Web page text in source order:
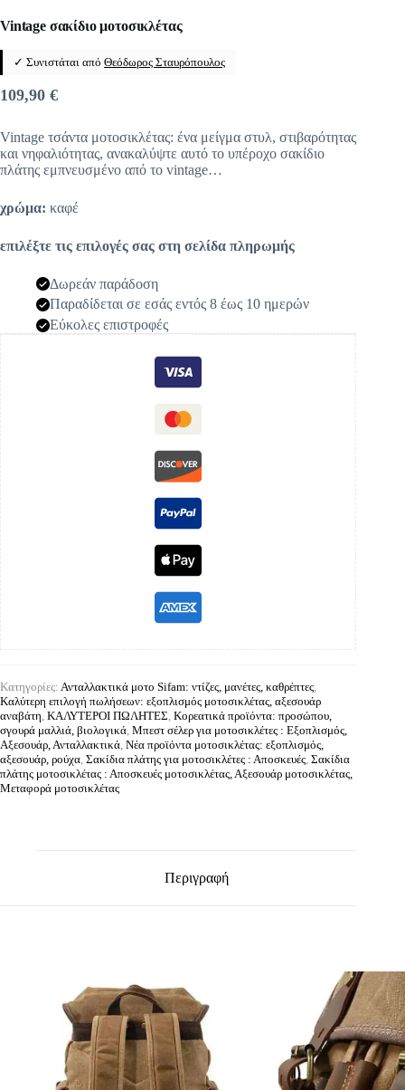
Vintage σακίδιο μοτοσικλέτας
✓ Συνιστάται από Θεόδωρος Σταυρόπουλος
109,90 €
Vintage τσάντα μοτοσικλέτας: ένα μείγμα στυλ, στιβαρότητας
και νηφαλιότητας, ανακαλύψτε αυτό το υπέροχο σακίδιο
πλάτης εμπνευσμένο από το vintage…
χρώμα: καφέ
επιλέξτε τις επιλογές σας στη σελίδα πληρωμής
Δωρεάν παράδοση
Παραδίδεται σε εσάς εντός 8 έως 10 ημερών
Εύκολες επιστροφές
Κατηγορίες: Ανταλλακτικά μοτο Sifam: ντίζες, μανέτες, καθρέπτες,
Καλύτερη επιλογή πωλήσεων: εξοπλισμός μοτοσικλέτας, αξεσουάρ
αναβάτη, ΚΑΛΥΤΕΡΟΙ ΠΩΛΗΤΕΣ, Κορεατικά προϊόντα: προσώπου,
σγουρά μαλλιά, βιολογικά, Μπεστ σέλερ για μοτοσικλέτες : Εξοπλισμός,
Αξεσουάρ, Ανταλλακτικά, Νέα προϊόντα μοτοσικλέτας: εξοπλισμός,
αξεσουάρ, ρούχα, Σακίδια πλάτης για μοτοσικλέτες : Αποσκευές, Σακίδια
πλάτης μοτοσικλέτας : Αποσκευές μοτοσικλέτας, Αξεσουάρ μοτοσικλέτας,
Μεταφορά μοτοσικλέτας
Περιγραφή